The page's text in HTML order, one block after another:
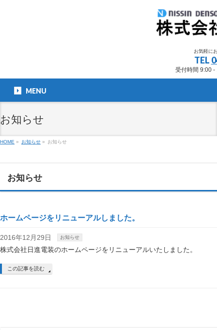
お気軽に
TEL
受付時間 9:00 -
MENU
お知らせ
HOME » お知らせ » お知らせ
お知らせ
ホームページをリニューアルしました。
2016年12月29日 お知らせ
株式会社日進電装のホームページをリニューアルいたしました。
この記事を読む